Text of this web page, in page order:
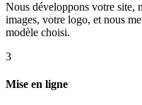
Nous développons votre site,
images, votre logo, et nous
modèle choisi.
3
Mise en ligne